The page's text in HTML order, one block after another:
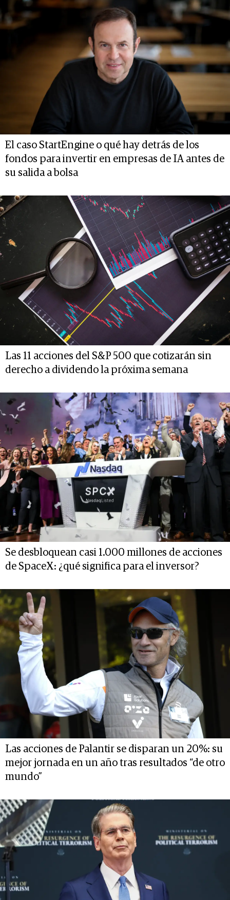
El caso StartEngine o qué hay detrás de los
fondos para invertir en empresas de IA antes de
su salida a bolsa
Las 11 acciones del S&P 500 que cotizarán sin
derecho a dividendo la próxima semana
Se desbloquean casi 1.000 millones de acciones
de SpaceX: ¿qué significa para el inversor?
Las acciones de Palantir se disparan un 20%: su
mejor jornada en un año tras resultados “de otro
mundo”